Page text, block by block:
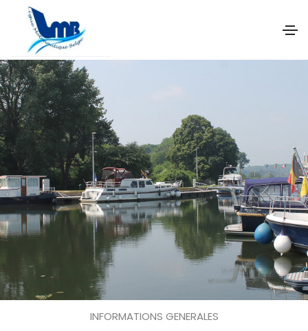
INFORMATIONS GENERALES